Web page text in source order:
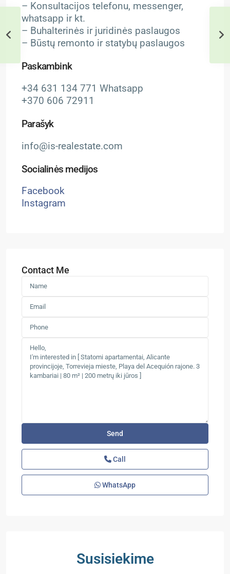
– Konsultacijos telefonu, messenger,
whatsapp ir kt.
– Buhalterinės ir juridinės paslaugos
– Būstų remonto ir statybų paslaugos
Paskambink
+34 631 134 771 Whatsapp
+370 606 72911
Parašyk
info@is-realestate.com
Socialinės medijos
Facebook
Instagram
Contact Me
Call
WhatsApp
Susisiekime